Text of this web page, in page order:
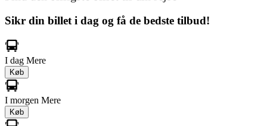
Sikr din billet i dag og få de bedste tilbud!
I dag Mere
Køb
I morgen Mere
Køb